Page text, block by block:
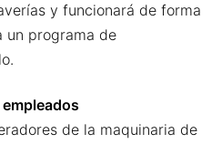
y funcionará de forma
un programa de
de la maquinaria de